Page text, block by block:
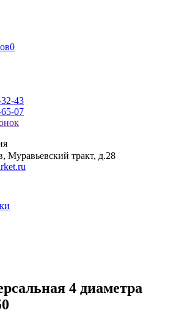
0
43
07
Муравьевский тракт, д.28
4 диаметра